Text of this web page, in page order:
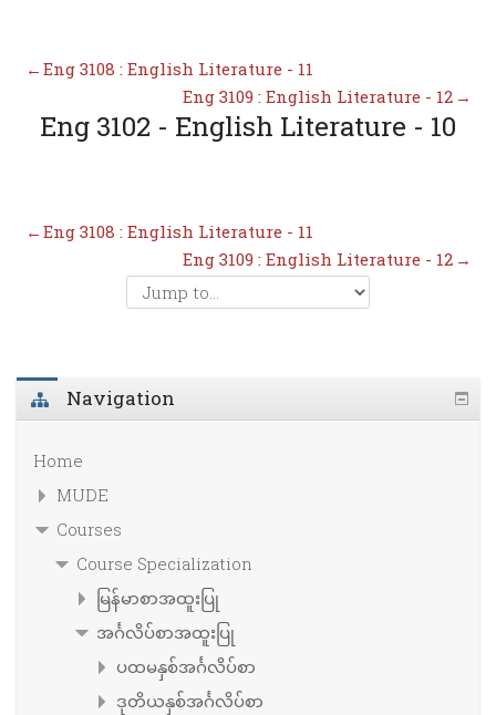
← Eng 3108 : English Literature - 11
Eng 3109 : English Literature - 12 →
Eng 3102 - English Literature - 10
← Eng 3108 : English Literature - 11
Eng 3109 : English Literature - 12 →
Navigation
Home
MUDE
Courses
Course Specialization
မြန်မာစာအထူးပြု
အင်္ဂလိပ်စာအထူးပြု
ပထမနှစ်အင်္ဂလိပ်စာ
ဒုတိယနှစ်အင်္ဂလိပ်စာ